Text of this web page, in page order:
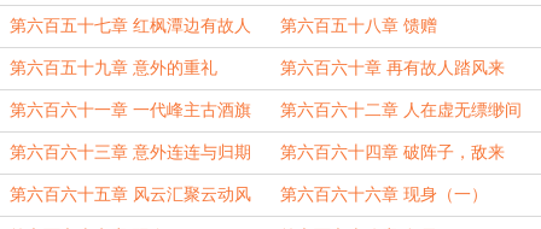
第六百五十七章 红枫潭边有故人 第六百五十八章 馈赠
第六百五十九章 意外的重礼 第六百六十章 再有故人踏风来
第六百六十一章 一代峰主古酒旗 第六百六十二章 人在虚无缥缈间
第六百六十三章 意外连连与归期 第六百六十四章 破阵子，敌来
第六百六十五章 风云汇聚云动风 第六百六十六章 现身（一）